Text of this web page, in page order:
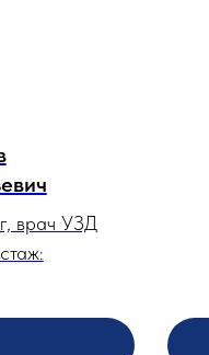
врач УЗД